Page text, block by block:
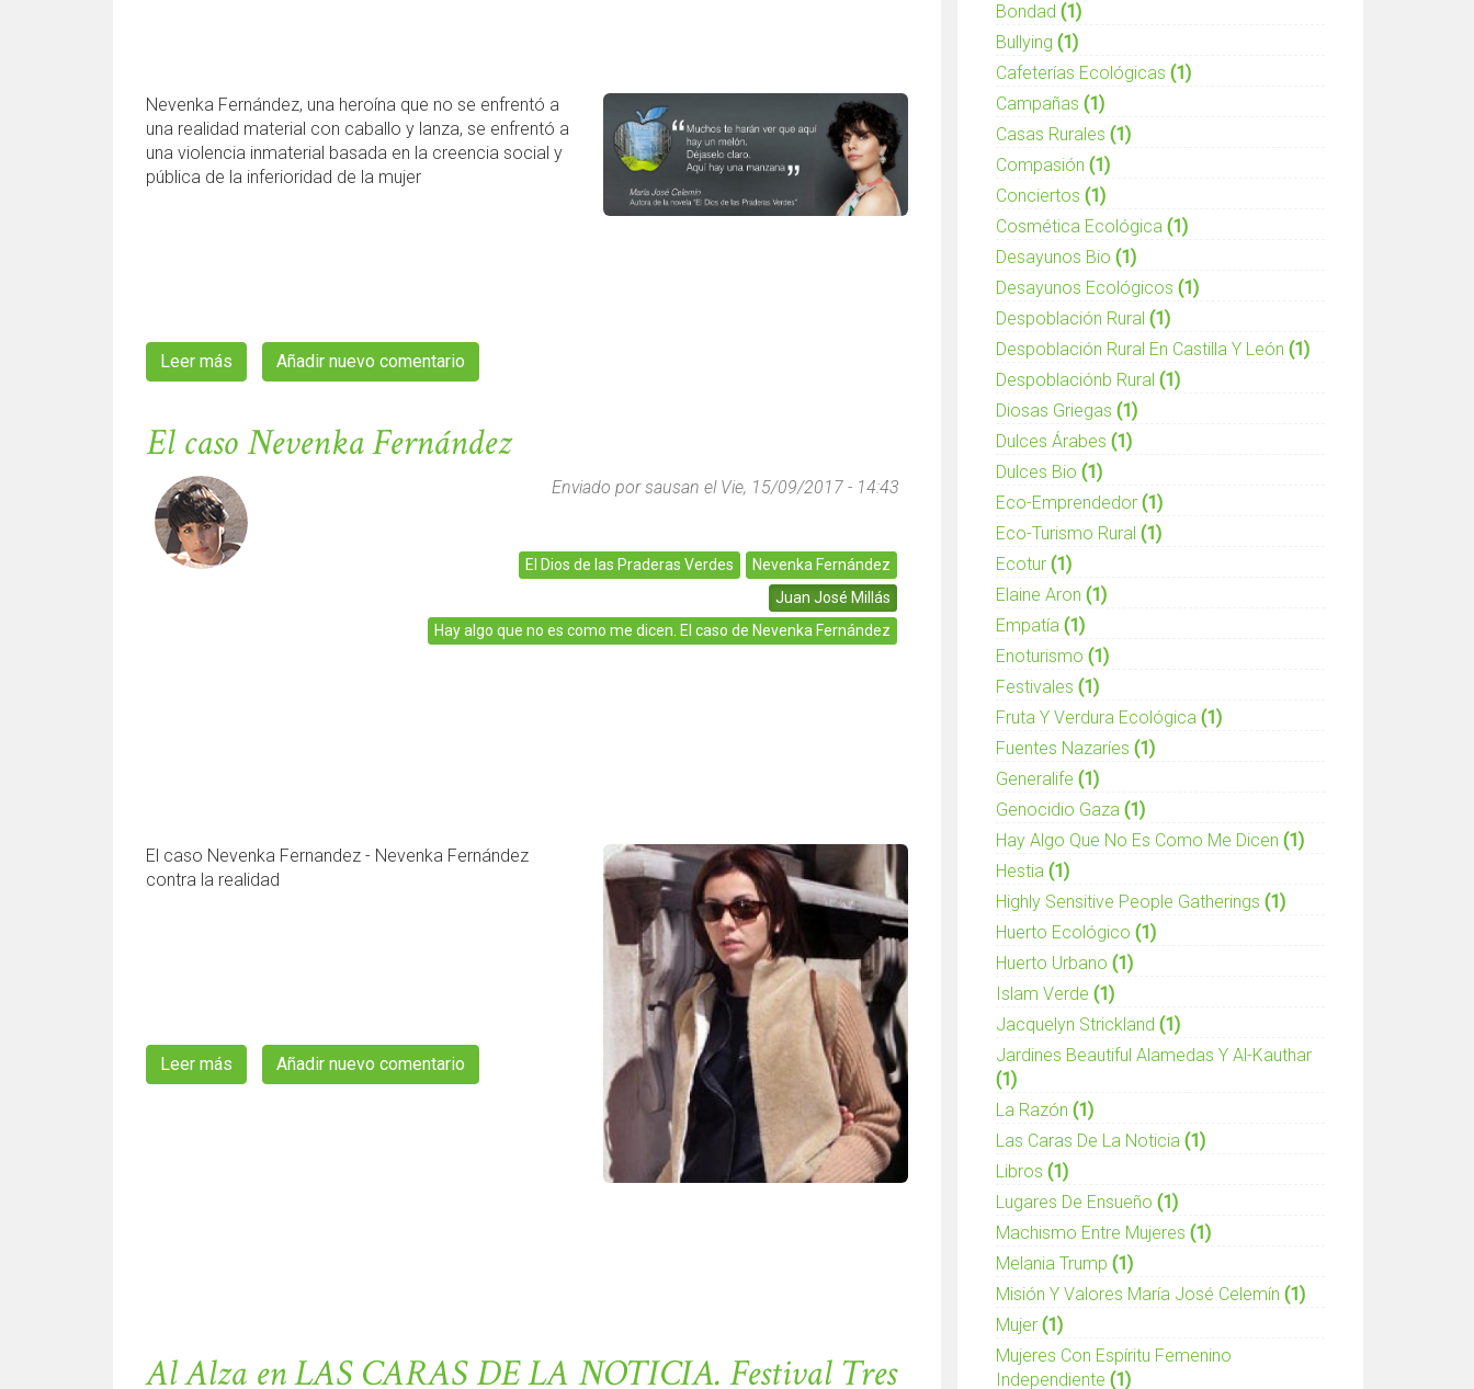
Nevenka Fernández, una heroína que no se enfrentó a
una realidad material con caballo y lanza, se enfrentó a
una violencia inmaterial basada en la creencia social y
pública de la inferioridad de la mujer
Leer más sobre NEVENKA FERNÁNDEZ es una heroína que enfrentó la violencia inmaterial
Añadir nuevo comentario
El caso Nevenka Fernández
Enviado porsausan el Vie, 15/09/2017 - 14:43
El Dios de las Praderas Verdes
Nevenka Fernández
Juan José Millás
Hay algo que no es como me dicen. El caso de Nevenka Fernández
El caso Nevenka Fernandez - Nevenka Fernández
contra la realidad
Leer más sobre El caso Nevenka Fernández
Añadir nuevo comentario
Al Alza en LAS CARAS DE LA NOTICIA. Festival Tres
Bondad (1)
Bullying (1)
Cafeterías Ecológicas (1)
Campañas (1)
Casas Rurales (1)
Compasión (1)
Conciertos (1)
Cosmética Ecológica (1)
Desayunos Bio (1)
Desayunos Ecológicos (1)
Despoblación Rural (1)
Despoblación Rural En Castilla Y León (1)
Despoblaciónb Rural (1)
Diosas Griegas (1)
Dulces Árabes (1)
Dulces Bio (1)
Eco-Emprendedor (1)
Eco-Turismo Rural (1)
Ecotur (1)
Elaine Aron (1)
Empatía (1)
Enoturismo (1)
Festivales (1)
Fruta Y Verdura Ecológica (1)
Fuentes Nazaríes (1)
Generalife (1)
Genocidio Gaza (1)
Hay Algo Que No Es Como Me Dicen (1)
Hestia (1)
Highly Sensitive People Gatherings (1)
Huerto Ecológico (1)
Huerto Urbano (1)
Islam Verde (1)
Jacquelyn Strickland (1)
Jardines Beautiful Alamedas Y Al-Kauthar
(1)
La Razón (1)
Las Caras De La Noticia (1)
Libros (1)
Lugares De Ensueño (1)
Machismo Entre Mujeres (1)
Melania Trump (1)
Misión Y Valores María José Celemín (1)
Mujer (1)
Mujeres Con Espíritu Femenino
Independiente (1)